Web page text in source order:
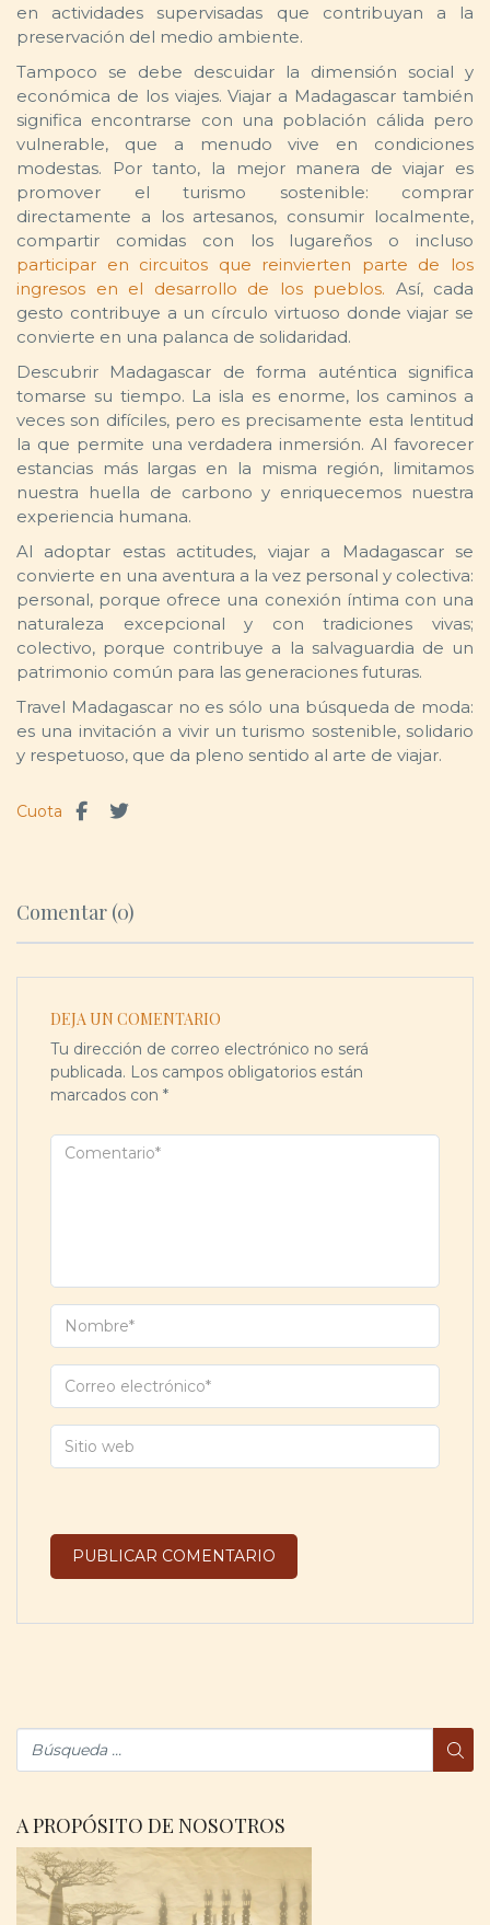
en actividades supervisadas que contribuyan a la
preservación del medio ambiente.
Tampoco se debe descuidar la dimensión social y
económica de los viajes. Viajar a Madagascar también
significa encontrarse con una población cálida pero
vulnerable, que a menudo vive en condiciones
modestas. Por tanto, la mejor manera de viajar es
promover el turismo sostenible: comprar
directamente a los artesanos, consumir localmente,
compartir comidas con los lugareños o incluso
participar en circuitos que reinvierten parte de los
ingresos en el desarrollo de los pueblos. Así, cada
gesto contribuye a un círculo virtuoso donde viajar se
convierte en una palanca de solidaridad.
Descubrir Madagascar de forma auténtica significa
tomarse su tiempo. La isla es enorme, los caminos a
veces son difíciles, pero es precisamente esta lentitud
la que permite una verdadera inmersión. Al favorecer
estancias más largas en la misma región, limitamos
nuestra huella de carbono y enriquecemos nuestra
experiencia humana.
Al adoptar estas actitudes, viajar a Madagascar se
convierte en una aventura a la vez personal y colectiva:
personal, porque ofrece una conexión íntima con una
naturaleza excepcional y con tradiciones vivas;
colectivo, porque contribuye a la salvaguardia de un
patrimonio común para las generaciones futuras.
Travel Madagascar no es sólo una búsqueda de moda:
es una invitación a vivir un turismo sostenible, solidario
y respetuoso, que da pleno sentido al arte de viajar.
Cuota
Comentar (0)
DEJA UN COMENTARIO
Tu dirección de correo electrónico no será
publicada. Los campos obligatorios están
marcados con *
A PROPÓSITO DE NOSOTROS